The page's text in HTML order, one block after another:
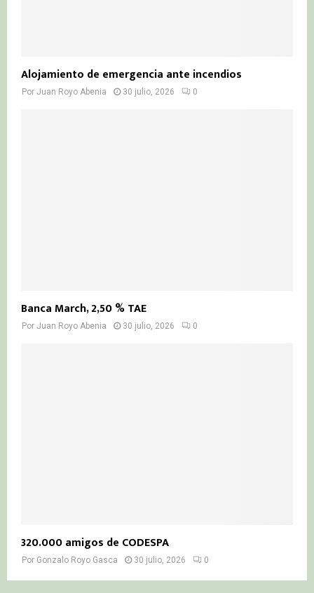
Alojamiento de emergencia ante incendios
Por Juan Royo Abenia 30 julio, 2026 0
Banca March, 2,50 % TAE
Por Juan Royo Abenia 30 julio, 2026 0
320.000 amigos de CODESPA
Por Gonzalo Royo Gasca 30 julio, 2026 0